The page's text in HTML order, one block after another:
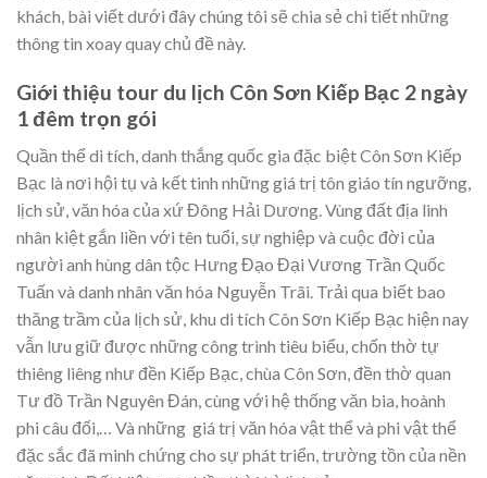
khách, bài viết dưới đây chúng tôi sẽ chia sẻ chi tiết những
thông tin xoay quay chủ đề này.
Giới thiệu tour du lịch Côn Sơn Kiếp Bạc 2 ngày
1 đêm trọn gói
Quần thể di tích, danh thắng quốc gia đặc biệt Côn Sơn Kiếp
Bạc là nơi hội tụ và kết tinh những giá trị tôn giáo tín ngưỡng,
lịch sử, văn hóa của xứ Đông Hải Dương. Vùng đất địa linh
nhân kiệt gắn liền với tên tuổi, sự nghiệp và cuộc đời của
người anh hùng dân tộc Hưng Đạo Đại Vương Trần Quốc
Tuấn và danh nhân văn hóa Nguyễn Trãi. Trải qua biết bao
thăng trầm của lịch sử, khu di tích Côn Sơn Kiếp Bạc hiện nay
vẫn lưu giữ được những công trình tiêu biểu, chốn thờ tự
thiêng liêng như đền Kiếp Bạc, chùa Côn Sơn, đền thờ quan
Tư đồ Trần Nguyên Đán, cùng với hệ thống văn bia, hoành
phi câu đối,… Và những giá trị văn hóa vật thể và phi vật thể
đặc sắc đã minh chứng cho sự phát triển, trường tồn của nền